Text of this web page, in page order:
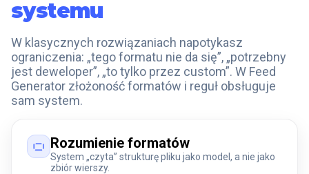
systemu
W klasycznych rozwiązaniach napotykasz
ograniczenia: „tego formatu nie da się”, „potrzebny
jest deweloper”, „to tylko przez custom”. W Feed
Generator złożoność formatów i reguł obsługuje
sam system.
Rozumienie formatów
System „czyta” strukturę pliku jako model, a nie jako
zbiór wierszy.